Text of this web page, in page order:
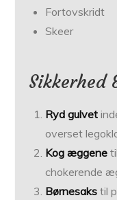
Fortovskridt
Skeer
Sikkerhed
Ryd gulvet
overset
Kog æggene
chokerende
Børnesaks til